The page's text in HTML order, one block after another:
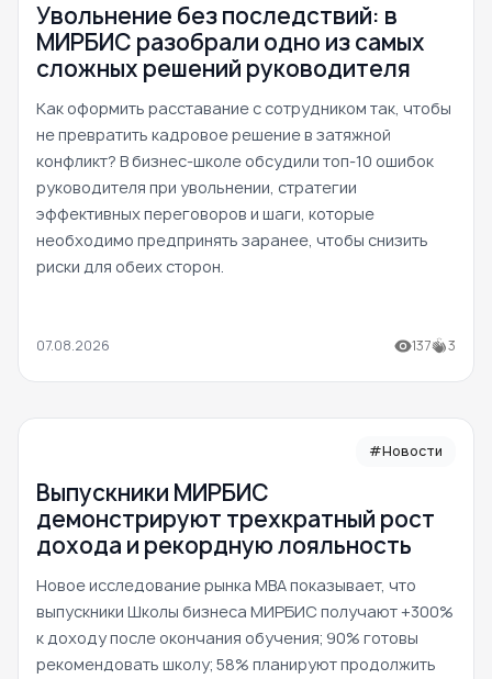
Увольнение без последствий: в
МИРБИС разобрали одно из самых
сложных решений руководителя
Как оформить расставание с сотрудником так, чтобы
не превратить кадровое решение в затяжной
конфликт? В бизнес-школе обсудили топ-10 ошибок
руководителя при увольнении, стратегии
эффективных переговоров и шаги, которые
необходимо предпринять заранее, чтобы снизить
риски для обеих сторон.
07.08.2026 137 3
#Новости
Выпускники МИРБИС
демонстрируют трехкратный рост
дохода и рекордную лояльность
Новое исследование рынка MBA показывает, что
выпускники Школы бизнеса МИРБИС получают +300%
к доходу после окончания обучения; 90% готовы
рекомендовать школу; 58% планируют продолжить